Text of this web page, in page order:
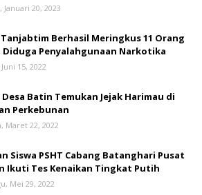
Januari 20, 2023
Berhasil Meringkus 11 Orang
Diduga Penyalahgunaan Narkotika
15, 2022
Batin Temukan Jejak Harimau di
Perkebunan
Maret 22, 2022
Siswa PSHT Cabang Batanghari Pusat
Ikuti Tes Kenaikan Tingkat Putih
Mei 29, 2022